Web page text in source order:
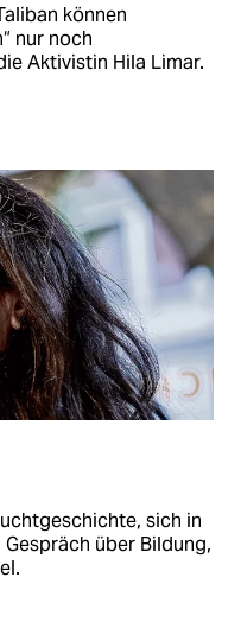
können
nur noch
Aktivistin Hila Limar.
sich in
über Bildung,